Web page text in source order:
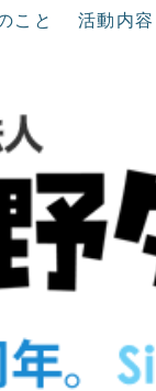
こと 活動内容